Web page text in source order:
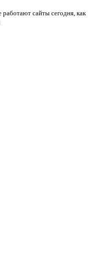
сайты сегодня, как